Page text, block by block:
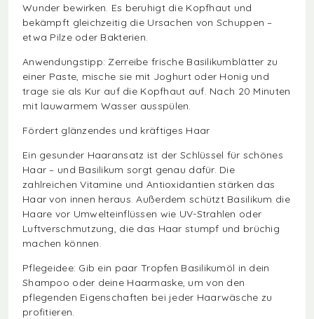
Wunder bewirken. Es beruhigt die Kopfhaut und
bekämpft gleichzeitig die Ursachen von Schuppen –
etwa Pilze oder Bakterien.
Anwendungstipp: Zerreibe frische Basilikumblätter zu
einer Paste, mische sie mit Joghurt oder Honig und
trage sie als Kur auf die Kopfhaut auf. Nach 20 Minuten
mit lauwarmem Wasser ausspülen.
Fördert glänzendes und kräftiges Haar
Ein gesunder Haaransatz ist der Schlüssel für schönes
Haar – und Basilikum sorgt genau dafür. Die
zahlreichen Vitamine und Antioxidantien stärken das
Haar von innen heraus. Außerdem schützt Basilikum die
Haare vor Umwelteinflüssen wie UV-Strahlen oder
Luftverschmutzung, die das Haar stumpf und brüchig
machen können.
Pflegeidee: Gib ein paar Tropfen Basilikumöl in dein
Shampoo oder deine Haarmaske, um von den
pflegenden Eigenschaften bei jeder Haarwäsche zu
profitieren.